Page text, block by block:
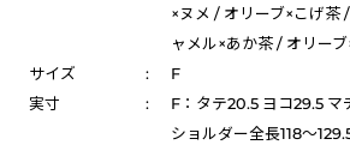
×ヌメ / オリーブ×こげ茶
ャメル×あか茶 / オリー
サイズ
:
F
実寸
:
F：タテ20.5 ヨコ29.5 マ
ショルダー全長118～